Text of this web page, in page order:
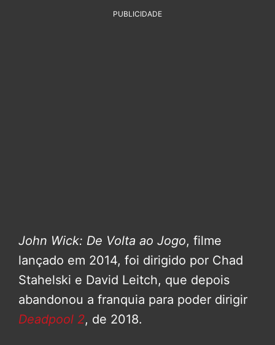
PUBLICIDADE
John Wick: De Volta ao Jogo, filme
lançado em 2014, foi dirigido por Chad
Stahelski e David Leitch, que depois
abandonou a franquia para poder dirigir
Deadpool 2, de 2018.